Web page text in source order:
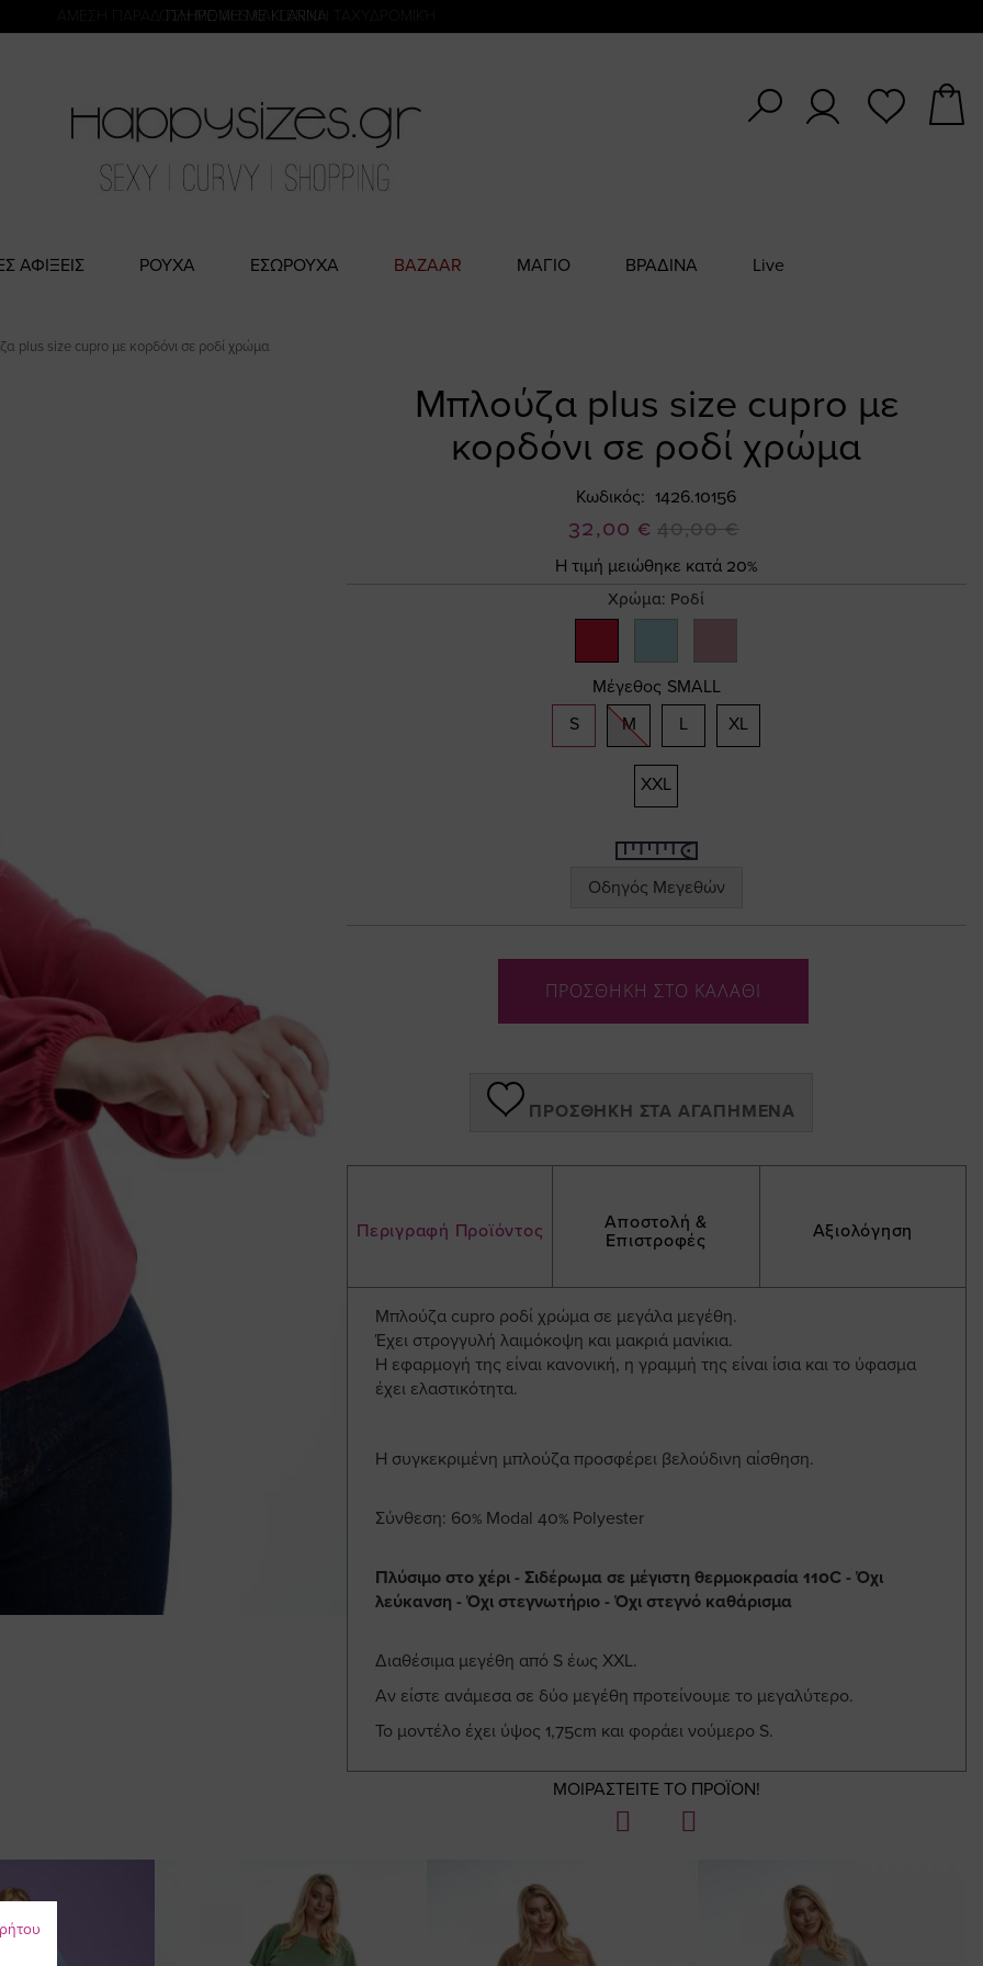
ΑΜΕΣΗ ΠΑΡΑΔΟΣΗ ΜΕ ACS ΚΑΙ ΓΕΝΙΚΗ ΤΑΧΥΔΡΟΜΙΚΉ
ΑΦΙΞΕΙΣ ΡΟΥΧΑ ΕΣΩΡΟΥΧΑ BAZAAR ΜΑΓΙΟ ΒΡΑΔΙΝΑ Live
plus size cupro με κορδόνι σε ροδί χρώμα
Μπλούζα plus size cupro με
κορδόνι σε ροδί χρώμα
Κωδικός 1426.10156
Ειδική
Τιμή
32,00 € 40,00 €
Η τιμή μειώθηκε κατά 20%
Χρώμα: Ροδί
Μέγεθος SMALL
S
M L XL
XXL
Οδηγός Μεγεθών
ΠΡΟΣΘΗΚΗ ΣΤΟ ΚΑΛΑΘΙ
ΠΡΟΣΘΉΚΗ ΣΤΑ ΑΓΑΠΗΜΈΝΑ
Περιγραφή Προϊόντος
Αποστολή &
Επιστροφές
Αξιολόγηση
Μπλούζα cupro ροδί χρώμα σε μεγάλα μεγέθη.
Έχει στρογγυλή λαιμόκοψη και μακριά μανίκια.
Η εφαρμογή της είναι κανονική, η γραμμή της είναι ίσια και το ύφασμα
έχει ελαστικότητα.
Η συγκεκριμένη μπλούζα προσφέρει βελούδινη αίσθηση.
Σύνθεση: 60% Modal 40% Polyester
Πλύσιμο στο χέρι - Σιδέρωμα σε μέγιστη θερμοκρασία 110C - Όχι
λεύκανση - Όχι στεγνωτήριο - Όχι στεγνό καθάρισμα
Διαθέσιμα μεγέθη από S έως XXL.
Αν είστε ανάμεσα σε δύο μεγέθη προτείνουμε το μεγαλύτερο.
Το μοντέλο έχει ύψος 1,75cm και φοράει νούμερο S.
ΜΟΙΡΑΣΤΕΙΤΕ ΤΟ ΠΡΟΪΟΝ!